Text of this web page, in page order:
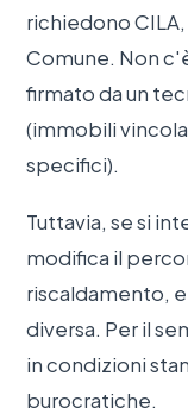
richiedono
Comune. Non
firmato da un
(immobili
specifici).
Tuttavia, se si
modifica il
riscaldamento,
diversa. Per il
in condizioni
burocratiche.